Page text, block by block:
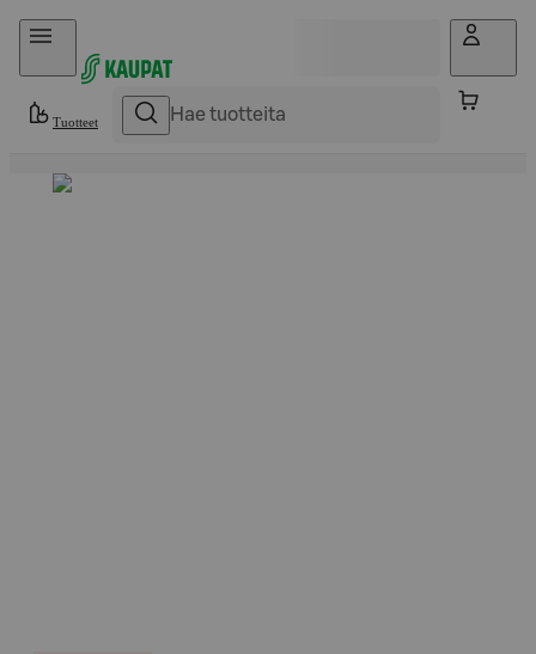
Hyppää sisältöön
Tuotteet